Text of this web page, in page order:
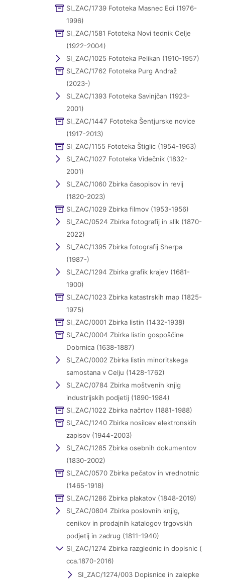
SI_ZAC/1739 Fototeka Masnec Edi (1976-
1996)
SI_ZAC/1581 Fototeka Novi tednik Celje
(1922-2004)
SI_ZAC/1025 Fototeka Pelikan (1910-1957)
SI_ZAC/1762 Fototeka Purg Andraž
(2023-)
SI_ZAC/1393 Fototeka Savinjčan (1923-
2001)
SI_ZAC/1447 Fototeka Šentjurske novice
(1917-2013)
SI_ZAC/1155 Fototeka Štiglic (1954-1963)
SI_ZAC/1027 Fototeka Videčnik (1832-
2001)
SI_ZAC/1060 Zbirka časopisov in revij
(1820-2023)
SI_ZAC/1029 Zbirka filmov (1953-1956)
SI_ZAC/0524 Zbirka fotografij in slik (1870-
2022)
SI_ZAC/1395 Zbirka fotografij Sherpa
(1987-)
SI_ZAC/1294 Zbirka grafik krajev (1681-
1900)
SI_ZAC/1023 Zbirka katastrskih map (1825-
1975)
SI_ZAC/0001 Zbirka listin (1432-1938)
SI_ZAC/0004 Zbirka listin gospoščine
Dobrnica (1638-1887)
SI_ZAC/0002 Zbirka listin minoritskega
samostana v Celju (1428-1762)
SI_ZAC/0784 Zbirka moštvenih knjig
industrijskih podjetij (1890-1984)
SI_ZAC/1022 Zbirka načrtov (1881-1988)
SI_ZAC/1240 Zbirka nosilcev elektronskih
zapisov (1944-2003)
SI_ZAC/1285 Zbirka osebnih dokumentov
(1830-2002)
SI_ZAC/0570 Zbirka pečatov in vrednotnic
(1465-1918)
SI_ZAC/1286 Zbirka plakatov (1848-2019)
SI_ZAC/0804 Zbirka poslovnih knjig,
cenikov in prodajnih katalogov trgovskih
podjetij in zadrug (1811-1940)
SI_ZAC/1274 Zbirka razglednic in dopisnic (
cca.1870-2016)
SI_ZAC/1274/003 Dopisnice in zalepke